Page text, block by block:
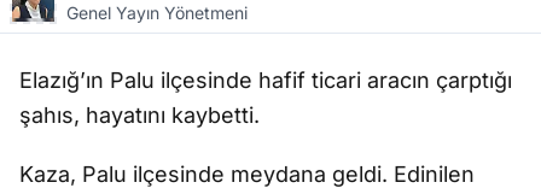
Genel Yayın Yönetmeni
Elazığ’ın Palu ilçesinde hafif ticari aracın çarptığı
şahıs, hayatını kaybetti.
Kaza, Palu ilçesinde meydana geldi. Edinilen